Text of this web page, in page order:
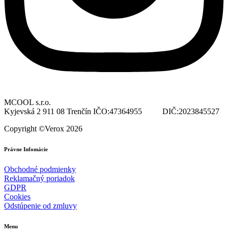
MCOOL s.r.o.
Kyjevská 2 911 08 Trenčín IČO:47364955 DIČ:2023845527
Copyright ©Verox 2026
Právne Infomácie
Obchodné podmienky
Reklamačný poriadok
GDPR
Cookies
Odstúpenie od zmluvy
Menu